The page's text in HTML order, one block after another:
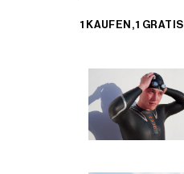
1 KAUFEN, 1 GRATIS